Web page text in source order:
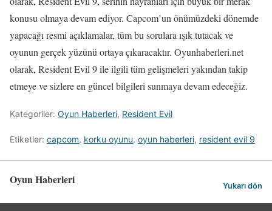
konusu olmaya devam ediyor. Capcom’un önümüzdeki dönemde
yapacağı resmi açıklamalar, tüm bu sorulara ışık tutacak ve
oyunun gerçek yüzünü ortaya çıkaracaktır. Oyunhaberleri.net
olarak, Resident Evil 9 ile ilgili tüm gelişmeleri yakından takip
etmeye ve sizlere en güncel bilgileri sunmaya devam edeceğiz.
Kategoriler: Oyun Haberleri, Resident Evil
Etiketler: capcom, korku oyunu, oyun haberleri, resident evil 9
Oyun Haberleri Yukarı dön